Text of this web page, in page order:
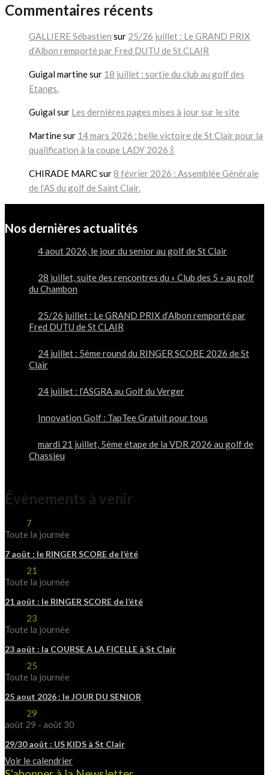
Commentaires récents
GALLIERE Sébastien sur 25/26 juillet : Le GRAND PRIX
d’Albon remporté par Fred DUTU de St CLAIR
Guigal martinesur 18 juillet : sortie du club au golf des
Etangs.
Guigalsur Les dernières pages mises à jour sur le site
Martinesur 14 mars 2026 : belle victoire de St Clair pour la
qualification à la coupe LADY 2026 🍾
CHIRADE MARCsur8 février 2026 : Assemblée Générale
de l’AS du golf de Saint Clair.
Nos dernières actualités
4 aout 2026, le jour du senior au golf de St Clair
28 juillet, suite des rencontres du « Club des 5 » au golf
du Chambon
25/26 juillet : Le GRAND PRIX d’Albon remporté par
Fred DUTU de St CLAIR
24 juillet : 5ème round du RINGER SCORE 2026 de St
Clair
24 juillet : l’ASGRA au Golf du Verger
Innovation Golf : TapTee Gratuit pour tous
mardi 21 juillet, 5ème étape de la VDR 2026 au golf de
Chassieu
Évènements à venir
7
Toute la journée
7 août : le RINGER SCORE de l’été
21
Toute la journée
21 août : le RINGER SCORE de l’été
23
Toute la journée
23 août : la COURSE A LA FICELLE à St Clair
25
Toute la journée
25 aout 2026 : le JOUR DU SENIOR
29
août 29 - août 30
29/30 août : US KIDS à St Clair
Voir le calendrier